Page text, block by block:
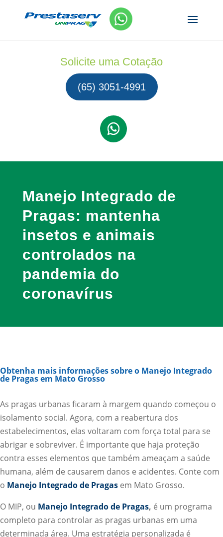
Solicite uma Cotação
(65) 3051-4991
Manejo Integrado de
Pragas: mantenha
insetos e animais
controlados na
pandemia do
coronavírus
Obtenha mais informações sobre o Manejo Integrado
de Pragas em Mato Grosso
As pragas urbanas ficaram à margem quando começou o
isolamento social. Agora, com a reabertura dos
estabelecimentos, elas voltaram com força total para se
abrigar e sobreviver. É importante que haja proteção
contra esses elementos que também ameaçam a saúde
humana, além de causarem danos e acidentes. Conte com
o Manejo Integrado de Pragas em Mato Grosso.
O MIP, ou Manejo Integrado de Pragas, é um programa
completo para controlar as pragas urbanas em uma
determinada área. Uma estratégia personalizada é